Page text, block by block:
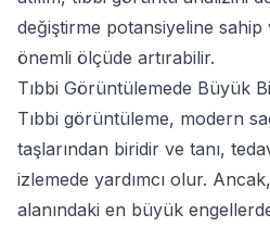
değiştirme potansiyeline
önemli ölçüde artırabilir.
Tıbbi Görüntülemede Büyük
Tıbbi görüntüleme, modern
taşlarından biridir ve tanı,
izlemede yardımcı olur.
alanındaki en büyük